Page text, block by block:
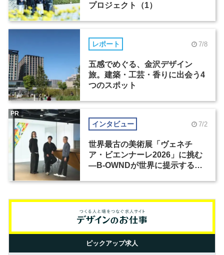
プロジェクト（1）
レポート 7/8
五感でめぐる、金沢デザイン
旅。建築・工芸・香りに出会う4
つのスポット
インタビュー 7/2
世界最古の美術展「ヴェネチ
ア・ビエンナーレ2026」に挑む
―B-OWNDが世界に提示する美
PR
ピックアップ求人